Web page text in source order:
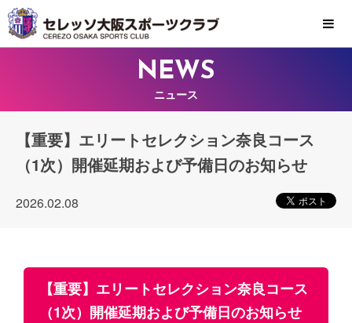
MENU
NEWS
ニュース
【重要】エリートセレクション奈良コース
（1次）開催延期および予備日のお知らせ
2026.02.08
【重要】エリートセレクション奈良コース
（1次）開催延期および予備日のお知らせ